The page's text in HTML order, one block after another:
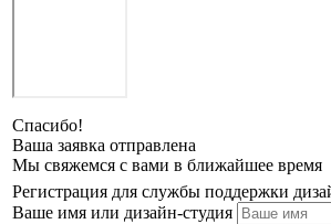
Спасибо!
Ваша заявка отправлена
Мы свяжемся с вами в ближайшее время
Регистрация для службы поддержки
Ваше имя или дизайн-студия